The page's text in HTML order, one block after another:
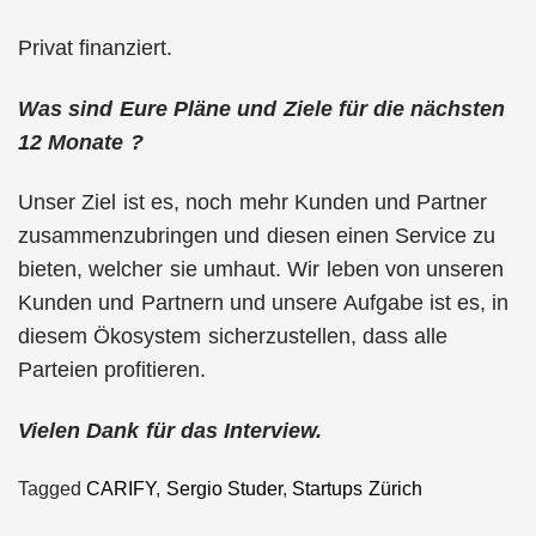
Privat finanziert.
Was sind Eure Pläne und Ziele für die nächsten
12 Monate ?
Unser Ziel ist es, noch mehr Kunden und Partner
zusammenzubringen und diesen einen Service zu
bieten, welcher sie umhaut. Wir leben von unseren
Kunden und Partnern und unsere Aufgabe ist es, in
diesem Ökosystem sicherzustellen, dass alle
Parteien profitieren.
Vielen Dank für das Interview.
TaggedCARIFY, Sergio Studer, Startups Zürich